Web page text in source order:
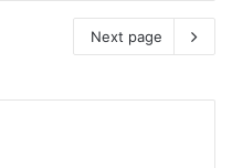
Next page